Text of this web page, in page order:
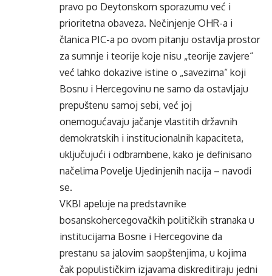
pravo po Deytonskom sporazumu već i
prioritetna obaveza. Nečinjenje OHR-a i
članica PIC-a po ovom pitanju ostavlja prostor
za sumnje i teorije koje nisu „teorije zavjere“
već lahko dokazive istine o „savezima“ koji
Bosnu i Hercegovinu ne samo da ostavljaju
prepuštenu samoj sebi, već joj
onemogućavaju jačanje vlastitih državnih
demokratskih i institucionalnih kapaciteta,
uključujući i odbrambene, kako je definisano
načelima Povelje Ujedinjenih nacija – navodi
se.
VKBI apeluje na predstavnike
bosanskohercegovačkih političkih stranaka u
institucijama Bosne i Hercegovine da
prestanu sa jalovim saopštenjima, u kojima
čak populističkim izjavama diskreditiraju jedni